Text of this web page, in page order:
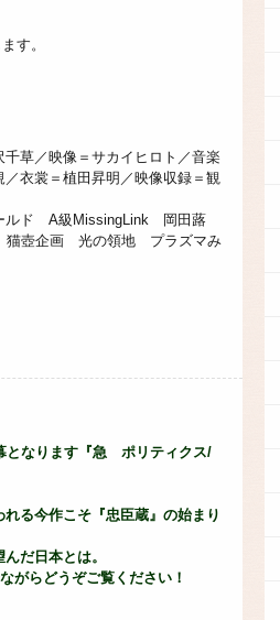
す。
草／映像＝サカイヒロト／音楽
衣裳＝植田昇明／映像収録＝観
ルド A級MissingLink 岡田蕗
壺企画 光の領地 プラズマみ
となります『急 ポリティクス/
る今作こそ『忠臣蔵』の始まり
だ日本とは。
がらどうぞご覧ください！